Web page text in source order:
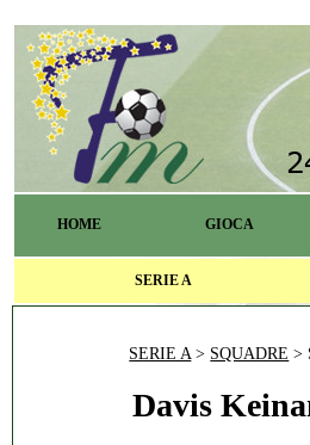
HOME GIOCA
SERIE A
SERIE A> SQUADRE >
Davis